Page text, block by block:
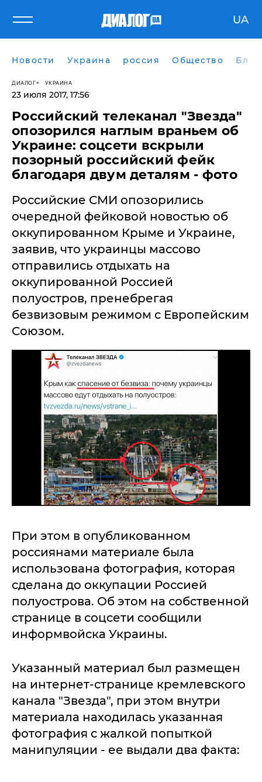
UA
Новости Украина россия Общество
ДИАЛОГ УКРАИНА
23 июля 2017, 17:56
Российский телеканал "Звезда"
опозорился наглым враньем об
Украине: соцсети вскрыли
позорный российский фейк
благодаря двум деталям - фото
​Российские СМИ опозорились
очередной фейковой новостью об
оккупированном Крыме и Украине,
заявив, что украинцы массово
отправились отдыхать на
оккупированной Россией
полуостров, пренебрегая
безвизовым режимом с Европейским
Союзом.
При этом в опубликованном
россиянами материале была
использована фотография, которая
сделана до оккупации Россией
полуострова. Об этом на собственной
странице в соцсети сообщили
информвойска Украины.
Указанный материал был размещен
на интернет-странице кремлевского
канала "Звезда", при этом внутри
материала находилась указанная
фотография с жалкой попыткой
манипуляции - ее выдали два факта: